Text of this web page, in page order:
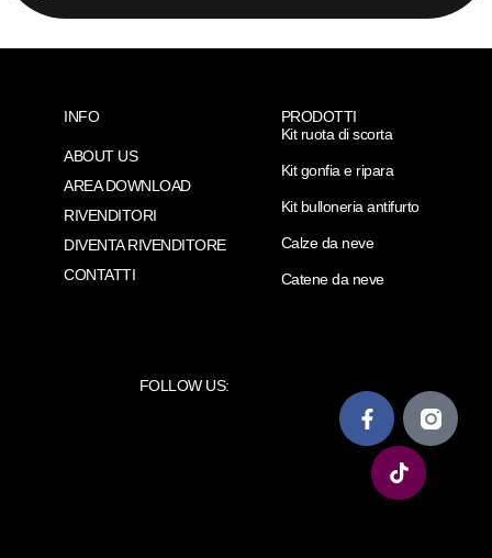
INFO
ABOUT US
AREA DOWNLOAD
RIVENDITORI
DIVENTA RIVENDITORE
CONTATTI
PRODOTTI
Kit ruota di scorta
Kit gonfia e ripara
Kit bulloneria antifurto
Calze da neve
Catene da neve
FOLLOW US: